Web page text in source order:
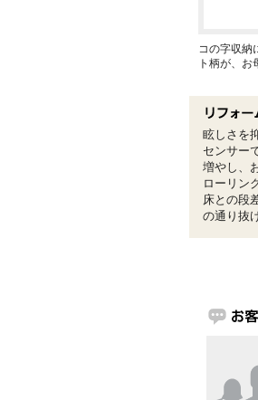
コの字収納
ト柄が、お
眩しさを
センサー
増やし、
ローリン
床との段
の通り抜